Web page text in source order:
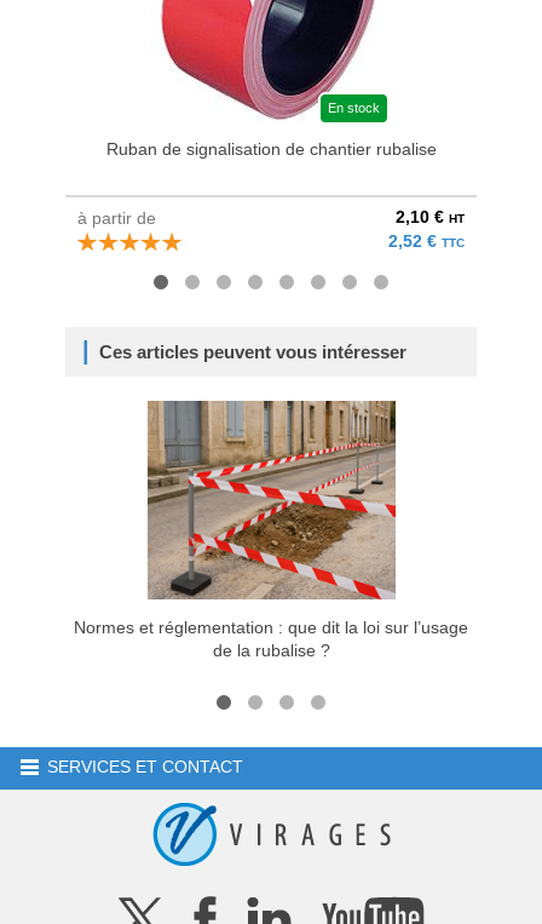
En stock
Ruban de signalisation de chantier rubalise
à partir de 2,10 € HT
2,52 € TTC
Ces articles peuvent vous intéresser
Normes et réglementation : que dit la loi sur l’usage
de la rubalise ?
SERVICES ET CONTACT